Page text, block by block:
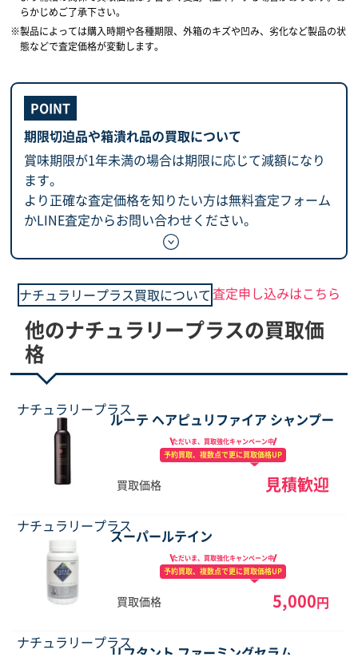
らかじめご了承下さい。
製品によっては購入時期や各種期限、外箱のキズや凹み、劣化など製品の状
態などで査定価格が変動します。
期限切迫品や箱潰れ品の買取について
賞味期限が1年未満の場合は期限に応じて減額になり
ます。
より正確な査定価格を知りたい方は無料査定フォーム
かLINE査定からお問い合わせください。
ナチュラリープラス買取について査定申し込みはこちら
他のナチュラリープラスの買取価
格
ナチュラリープラス
ルーテ ヘアピュリファイア シャンプー
ただいま、買取強化キャンペーン中
予約買取、複数点で更に買取価格UP
買取価格 見積歓迎
ナチュラリープラス
スーパールテイン
ただいま、買取強化キャンペーン中
予約買取、複数点で更に買取価格UP
買取価格 5,000円
ナチュラリープラス
リフタント ファーミングセラム